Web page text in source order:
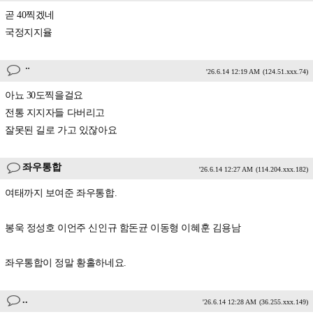
곧 40찍겠네
국정지지율
ᆢ '26.6.14 12:19 AM (124.51.xxx.74)
아뇨 30도찍을걸요
전통 지지자들 다버리고
잘못된 길로 가고 있잖아요
좌우통합 '26.6.14 12:27 AM (114.204.xxx.182)
여태까지 보여준 좌우통합.
봉욱 정성호 이언주 신인규 함돈균 이동형 이혜훈 김용남
좌우통합이 정말 황홀하네요.
.. '26.6.14 12:28 AM (36.255.xxx.149)